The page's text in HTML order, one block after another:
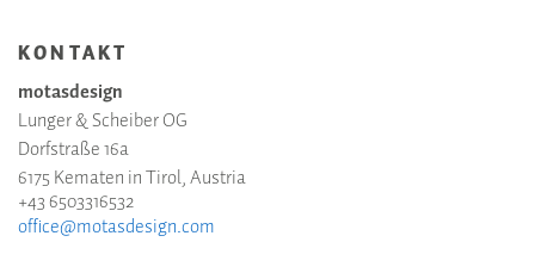
KONTAKT
motasdesign
Lunger & Scheiber OG
Dorfstraße 16a
6175 Kematen in Tirol, Austria
+43 6503316532
office@motasdesign.com